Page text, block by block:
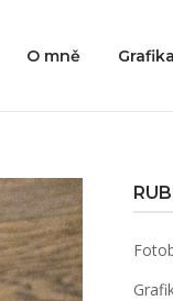
O mně Grafika